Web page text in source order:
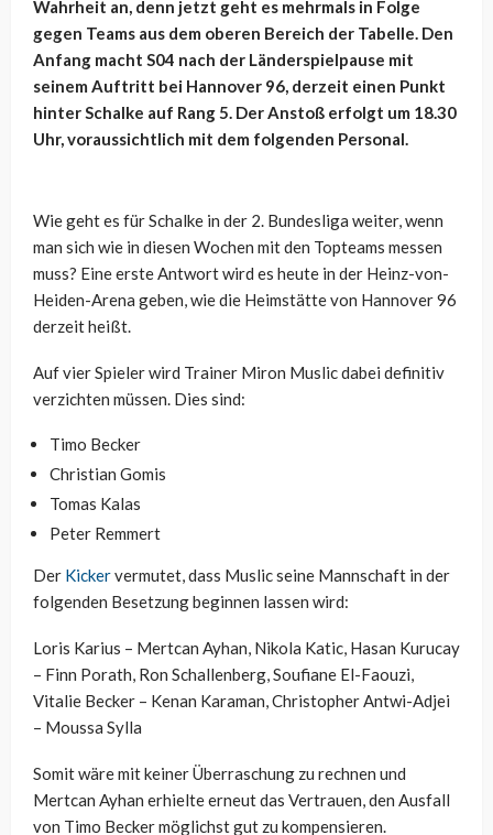
Wahrheit an, denn jetzt geht es mehrmals in Folge
gegen Teams aus dem oberen Bereich der Tabelle. Den
Anfang macht S04 nach der Länderspielpause mit
seinem Auftritt bei Hannover 96, derzeit einen Punkt
hinter Schalke auf Rang 5. Der Anstoß erfolgt um 18.30
Uhr, voraussichtlich mit dem folgenden Personal.
Wie geht es für Schalke in der 2. Bundesliga weiter, wenn
man sich wie in diesen Wochen mit den Topteams messen
muss? Eine erste Antwort wird es heute in der Heinz-von-
Heiden-Arena geben, wie die Heimstätte von Hannover 96
derzeit heißt.
Auf vier Spieler wird Trainer Miron Muslic dabei definitiv
verzichten müssen. Dies sind:
Timo Becker
Christian Gomis
Tomas Kalas
Peter Remmert
Der Kickervermutet, dass Muslic seine Mannschaft in der
folgenden Besetzung beginnen lassen wird:
Loris Karius – Mertcan Ayhan, Nikola Katic, Hasan Kurucay
– Finn Porath, Ron Schallenberg, Soufiane El-Faouzi,
Vitalie Becker – Kenan Karaman, Christopher Antwi-Adjei
– Moussa Sylla
Somit wäre mit keiner Überraschung zu rechnen und
Mertcan Ayhan erhielte erneut das Vertrauen, den Ausfall
von Timo Becker möglichst gut zu kompensieren.